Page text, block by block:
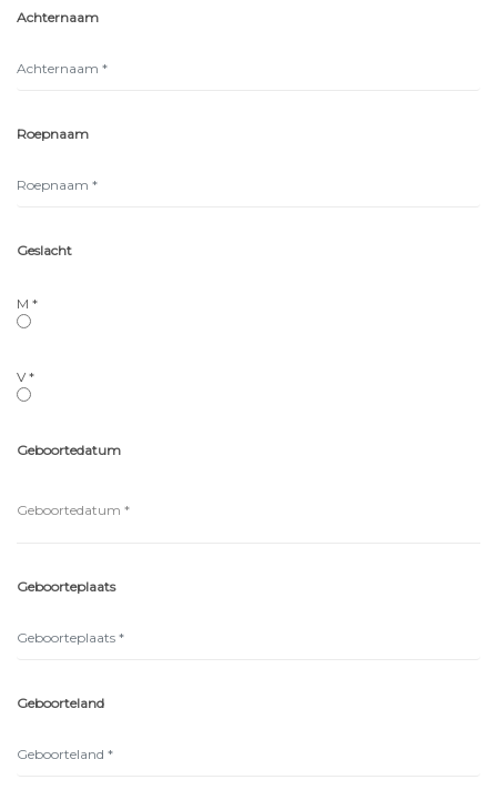
Achternaam
Roepnaam
Geslacht
M *
V *
Geboortedatum
Geboorteplaats
Geboorteland